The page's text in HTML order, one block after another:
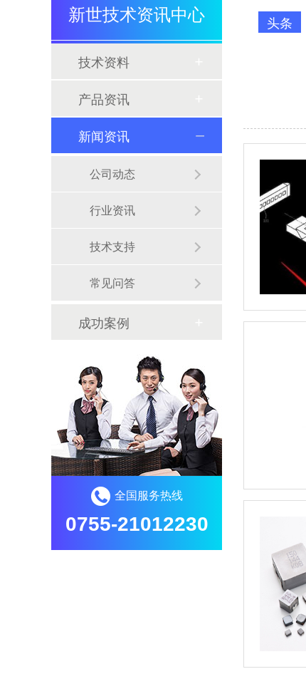
头条
新世技术资讯中心
技术资料
产品资讯
新闻资讯
公司动态
行业资讯
技术支持
常见问答
成功案例
全国服务热线
0755-21012230